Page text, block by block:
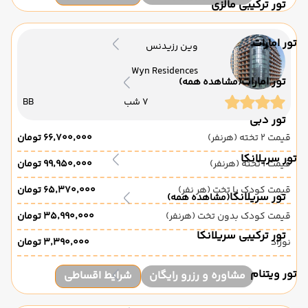
تور ترکیبی مالزی
تور امارات
تور امارات(مشاهده همه)
تور دبی
تور سریلانکا
تور سریلانکا(مشاهده همه)
تور ترکیبی سریلانکا
تور ویتنام
وین رزیدنس
Wyn Residences
7 شب BB
قیمت 2 تخته (هرنفر)
۶۶٬۷۰۰٬۰۰۰ تومان
قیمت 1 تخته (هرنفر)
۹۹٬۹۵۰٬۰۰۰ تومان
قیمت کودک با تخت (هر نفر)
۶۵٬۳۷۰٬۰۰۰ تومان
قیمت کودک بدون تخت (هرنفر)
۳۵٬۹۹۰٬۰۰۰ تومان
نوزاد
۳٬۳۹۰٬۰۰۰ تومان
مشاوره و رزرو رایگان شرایط اقساطی